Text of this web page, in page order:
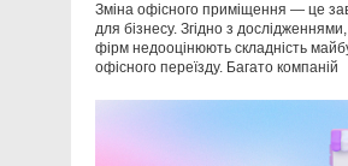
Зміна офісного приміщення — це
для бізнесу. Згідно з
фірм недооцінюють складність
офісного переїзду. Багато компаній